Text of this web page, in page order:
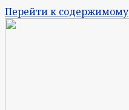
Перейти к содержимому